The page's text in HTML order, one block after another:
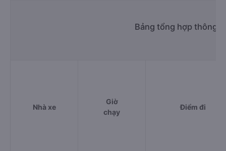
Bảng tổng hợp thông
Nhà xe
Giờ
chạy
Điểm đi